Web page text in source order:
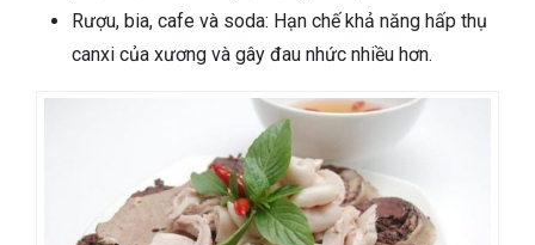
Rượu, bia, cafe và soda: Hạn chế khả năng hấp thụ
canxi của xương và gây đau nhức nhiều hơn.